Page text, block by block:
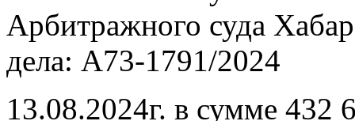
Арбитражного суда
дела: А73-1791/2024
13.08.2024г. в сумме 432